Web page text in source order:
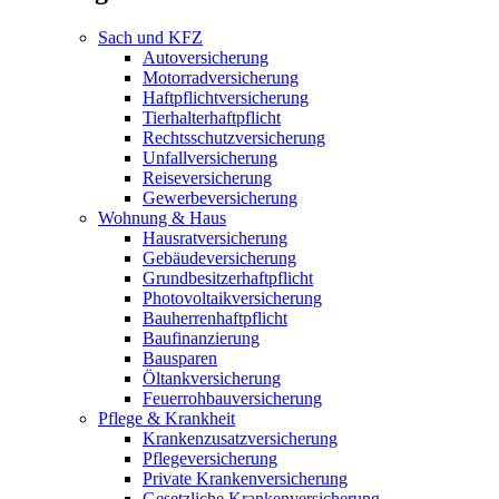
Sach und KFZ
Autoversicherung
Motorradversicherung
Haftpflichtversicherung
Tierhalterhaftpflicht
Rechtsschutzversicherung
Unfallversicherung
Reiseversicherung
Gewerbeversicherung
Wohnung & Haus
Hausratversicherung
Gebäudeversicherung
Grundbesitzerhaftpflicht
Photovoltaikversicherung
Bauherrenhaftpflicht
Baufinanzierung
Bausparen
Öltankversicherung
Feuerrohbauversicherung
Pflege & Krankheit
Krankenzusatzversicherung
Pflegeversicherung
Private Krankenversicherung